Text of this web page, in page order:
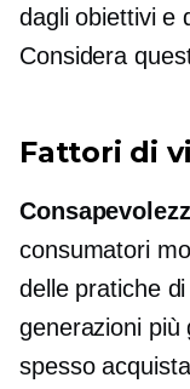
dagli obiettivi e
Considera
Fattori di
consumatori
delle pratiche
generazioni più
spesso